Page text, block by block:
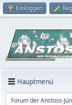
Einloggen
Hauptmenü
Forum der Anstoss-